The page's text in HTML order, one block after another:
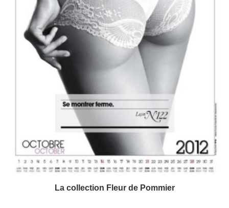
La collection Fleur de Pommier